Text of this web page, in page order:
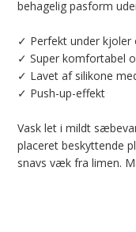
behagelig pasform
✓ Perfekt under kjoler
✓ Super komfortabel
✓ Lavet af silikone
✓ Push-up-effekt
Vask let i mildt
placeret beskyttende
snavs væk fra limen.